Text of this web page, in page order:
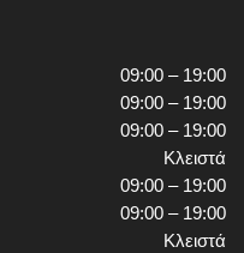
09:00 – 19:00
09:00 – 19:00
09:00 – 19:00
Κλειστά
09:00 – 19:00
09:00 – 19:00
Κλειστά